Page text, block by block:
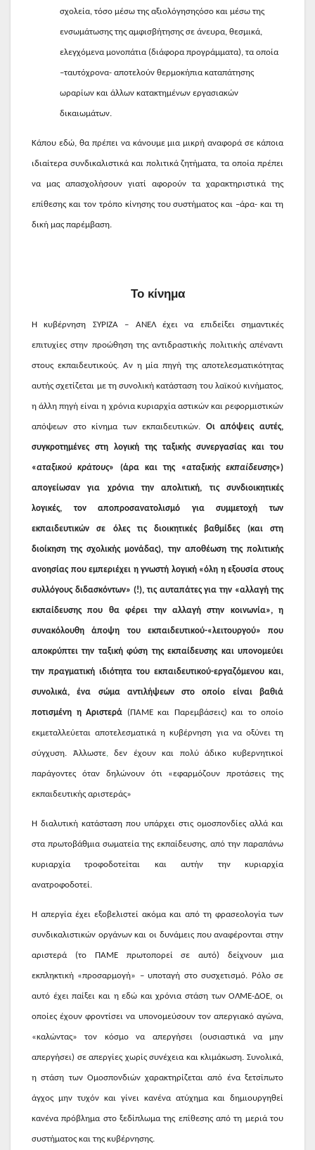
σχολεία, τόσο μέσω της αξιολόγησηςόσο και μέσω της
ενσωμάτωσης της αμφισβήτησης σε άνευρα, θεσμικά,
ελεγχόμενα μονοπάτια (διάφορα προγράμματα), τα οποία
–ταυτόχρονα- αποτελούν θερμοκήπια καταπάτησης
ωραρίων και άλλων κατακτημένων εργασιακών
δικαιωμάτων.
Κάπου εδώ, θα πρέπει να κάνουμε μια μικρή αναφορά σε κάποια
ιδιαίτερα συνδικαλιστικά και πολιτικά ζητήματα, τα οποία πρέπει
να μας απασχολήσουν γιατί αφορούν τα χαρακτηριστικά της
επίθεσης και τον τρόπο κίνησης του συστήματος και –άρα- και τη
δική μας παρέμβαση.
Το κίνημα
Η κυβέρνηση ΣΥΡΙΖΑ – ΑΝΕΛ έχει να επιδείξει σημαντικές
επιτυχίες στην προώθηση της αντιδραστικής πολιτικής απέναντι
στους εκπαιδευτικούς. Αν η μία πηγή της αποτελεσματικότητας
αυτής σχετίζεται με τη συνολική κατάσταση του λαϊκού κινήματος,
η άλλη πηγή είναι η χρόνια κυριαρχία αστικών και ρεφορμιστικών
απόψεων στο κίνημα των εκπαιδευτικών. Οι απόψεις αυτές,
συγκροτημένες στη λογική της ταξικής συνεργασίας και του
«αταξικού κράτους» (άρα και της «αταξικής εκπαίδευσης»)
απογείωσαν για χρόνια την απολιτική, τις συνδιοικητικές
λογικές, τον αποπροσανατολισμό για συμμετοχή των
εκπαιδευτικών σε όλες τις διοικητικές βαθμίδες (και στη
διοίκηση της σχολικής μονάδας), την αποθέωση της πολιτικής
ανοησίας που εμπεριέχει η γνωστή λογική «όλη η εξουσία στους
συλλόγους διδασκόντων» (!), τις αυταπάτες για την «αλλαγή της
εκπαίδευσης που θα φέρει την αλλαγή στην κοινωνία», η
συνακόλουθη άποψη του εκπαιδευτικού-«λειτουργού» που
αποκρύπτει την ταξική φύση της εκπαίδευσης και υπονομεύει
την πραγματική ιδιότητα του εκπαιδευτικού-εργαζόμενου και,
συνολικά, ένα σώμα αντιλήψεων στο οποίο είναι βαθιά
ποτισμένη η Αριστερά (ΠΑΜΕ και Παρεμβάσεις) και το οποίο
εκμεταλλεύεται αποτελεσματικά η κυβέρνηση για να οξύνει τη
σύγχυση. Άλλωστε, δεν έχουν και πολύ άδικο κυβερνητικοί
παράγοντες όταν δηλώνουν ότι «εφαρμόζουν προτάσεις της
εκπαιδευτικής αριστεράς»
Η διαλυτική κατάσταση που υπάρχει στις ομοσπονδίες αλλά και
στα πρωτοβάθμια σωματεία της εκπαίδευσης, από την παραπάνω
κυριαρχία τροφοδοτείται και αυτήν την κυριαρχία
ανατροφοδοτεί.
Η απεργία έχει εξοβελιστεί ακόμα και από τη φρασεολογία των
συνδικαλιστικών οργάνων και οι δυνάμεις που αναφέρονται στην
αριστερά (το ΠΑΜΕ πρωτοπορεί σε αυτό) δείχνουν μια
εκπληκτική «προσαρμογή» – υποταγή στο συσχετισμό. Ρόλο σε
αυτό έχει παίξει και η εδώ και χρόνια στάση των ΟΛΜΕ-ΔΟΕ, οι
οποίες έχουν φροντίσει να υπονομεύσουν τον απεργιακό αγώνα,
«καλώντας» τον κόσμο να απεργήσει (ουσιαστικά να μην
απεργήσει) σε απεργίες χωρίς συνέχεια και κλιμάκωση. Συνολικά,
η στάση των Ομοσπονδιών χαρακτηρίζεται από ένα ξετσίπωτο
άγχος μην τυχόν και γίνει κανένα ατύχημα και δημιουργηθεί
κανένα πρόβλημα στο ξεδίπλωμα της επίθεσης από τη μεριά του
συστήματος και της κυβέρνησης.